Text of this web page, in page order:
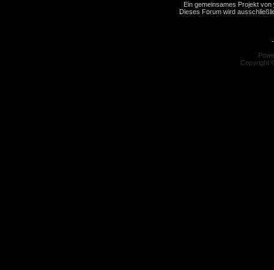
Ein gemeinsames Projekt von
Dieses Forum wird
Copyright